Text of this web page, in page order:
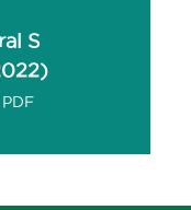
S
PDF